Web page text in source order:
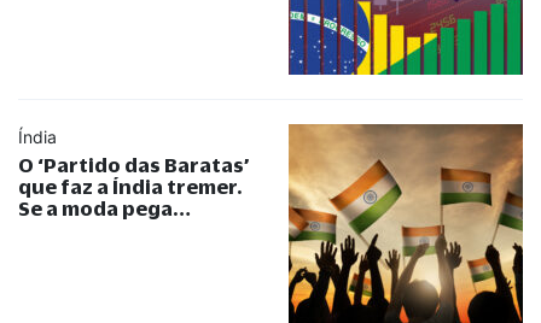
Índia
O ‘Partido das Baratas’
que faz a Índia tremer.
Se a moda pega…